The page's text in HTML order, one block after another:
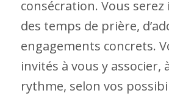
consécration. Vous serez
des temps de prière,
engagements concrets.
invités à vous y associer,
rythme, selon vos